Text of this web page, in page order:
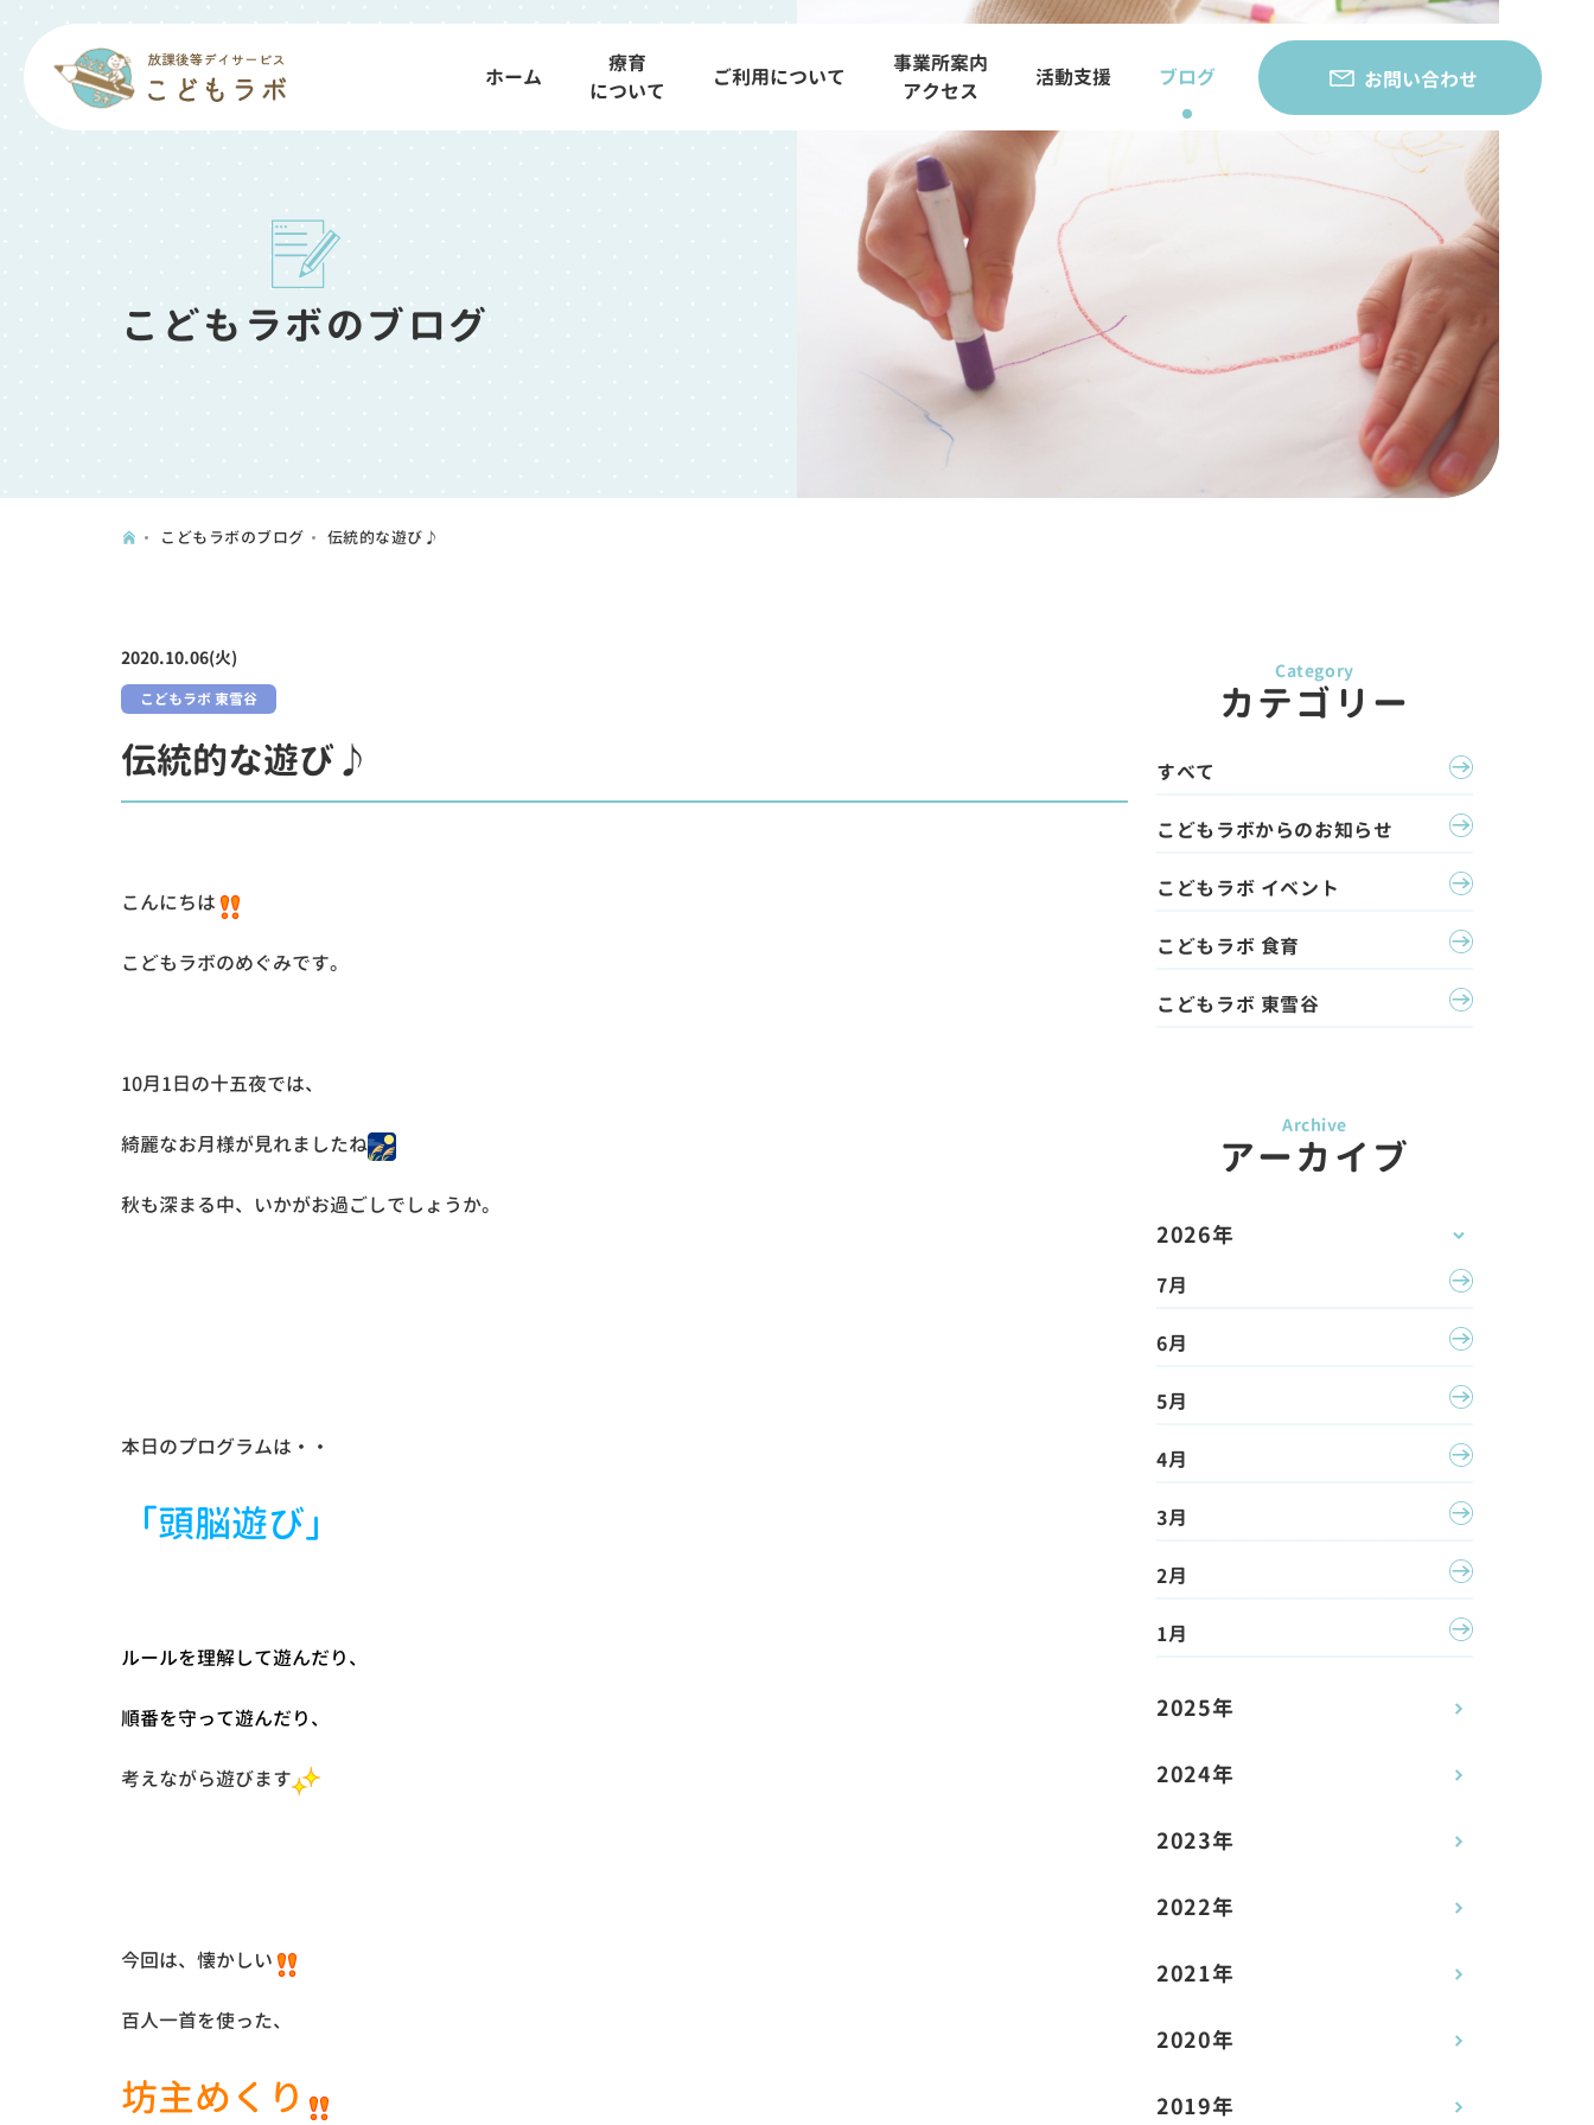
ホーム
療育
について
ご利用について
事業所案内
アクセス
活動支援 ブログ お問い合わせ
こどもラボのブログ
こどもラボのブログ 伝統的な遊び♪
2020.10.06(火)
こどもラボ 東雪谷
伝統的な遊び♪
こんにちは
こどもラボのめぐみです。
10月1日の十五夜では、
綺麗なお月様が見れましたね
秋も深まる中、いかがお過ごしでしょうか。
本日のプログラムは・・
「頭脳遊び」
ルールを理解して遊んだり、
順番を守って遊んだり、
考えながら遊びます
今回は、懐かしい
百人一首を使った、
坊主めくり
カテゴリー
すべて
こどもラボからのお知らせ
こどもラボ イベント
こどもラボ 食育
こどもラボ 東雪谷
アーカイブ
2026年
7月
6月
5月
4月
3月
2月
1月
2025年
2024年
2023年
2022年
2021年
2020年
2019年